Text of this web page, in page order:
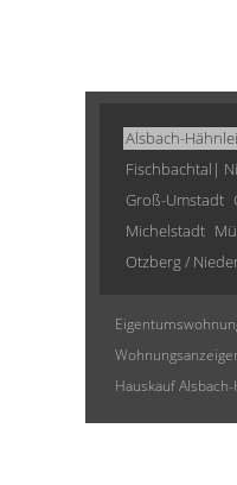
Alsbach-
Fischbachtal|
Groß-Umstadt
Michelstadt
Otzberg /
Hauskauf